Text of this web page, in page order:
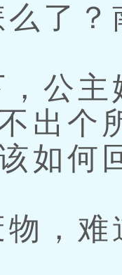
了？
公主
出个
如何
，难